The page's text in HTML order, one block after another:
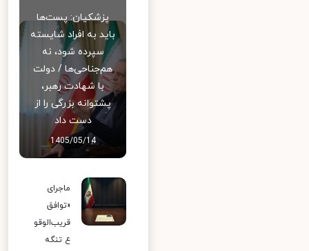
پزشکیان: پست‌ها
باید به افراد شایسته
سپرده شود، نه
هم‌جناحی‌ها / دولت
با شهادت رهبر،
پشتوانه بزرگی را از
دست داد
1405/05/14
ماجرای
«توافق
قریب‌الوقو
ع تنگه